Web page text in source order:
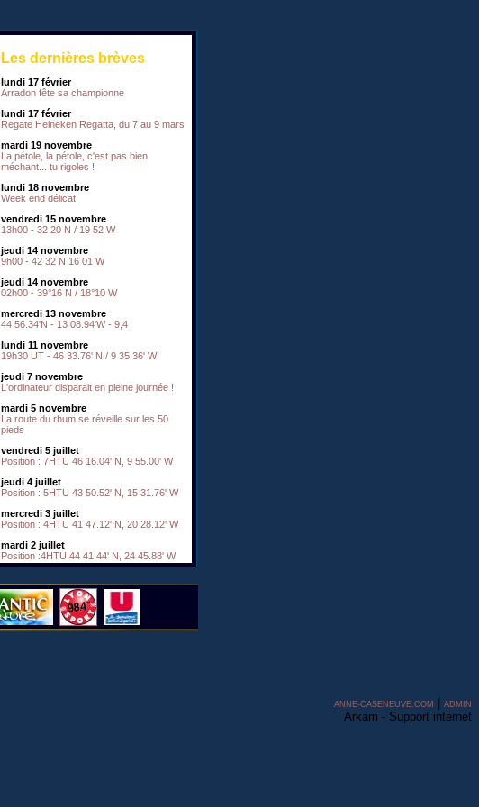
Les dernières brèves
lundi 17 février
Arradon fête sa championne
lundi 17 février
Regate Heineken Regatta, du 7 au 9 mars
mardi 19 novembre
La pétole, la pétole, c'est pas bien
méchant... tu rigoles !
lundi 18 novembre
Week end délicat
vendredi 15 novembre
13h00 - 32 20 N / 19 52 W
jeudi 14 novembre
9h00 - 42 32 N 16 01 W
jeudi 14 novembre
02h00 - 39°16 N / 18°10 W
mercredi 13 novembre
44 56.34'N - 13 08.94'W - 9,4
lundi 11 novembre
19h30 UT - 46 33.76' N / 9 35.36' W
jeudi 7 novembre
L'ordinateur disparait en pleine journée !
mardi 5 novembre
La route du rhum se réveille sur les 50
pieds
vendredi 5 juillet
Position : 7HTU 46 16.04' N, 9 55.00' W
jeudi 4 juillet
Position : 5HTU 43 50.52' N, 15 31.76' W
mercredi 3 juillet
Position : 4HTU 41 47.12' N, 20 28.12' W
mardi 2 juillet
Position :4HTU 44 41.44' N, 24 45.88' W
ANNE-CASENEUVE.COM ADMIN
Arkam - Support internet